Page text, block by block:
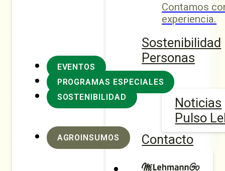
Contamos
experiencia.
Sostenibilidad
Personas
Noticias
Pulso
Contacto
EVENTOS
PROGRAMAS ESPECIALES
SOSTENIBILIDAD
AGROINSUMOS